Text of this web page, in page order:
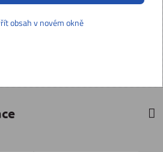
obsah v novém okně